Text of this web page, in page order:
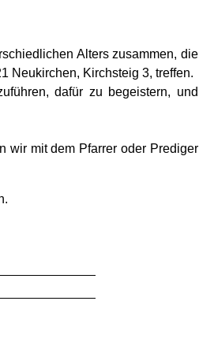
Alters zusammen, die
Neukirchen, Kirchsteig 3, treffen.
dafür zu begeistern, und
wir mit dem Pfarrer oder Prediger